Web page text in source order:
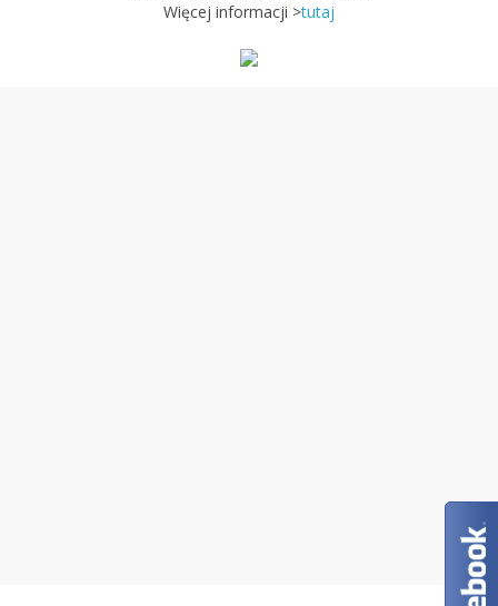
Więcej informacji >tutaj